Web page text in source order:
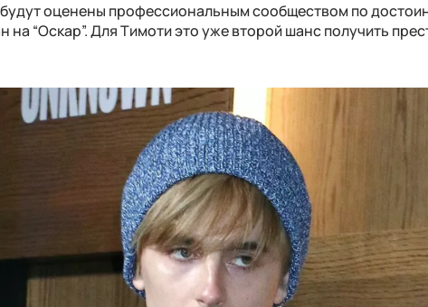
оценены профессиональным сообществом по
на “Оскар”. Для Тимоти это уже второй шанс получить